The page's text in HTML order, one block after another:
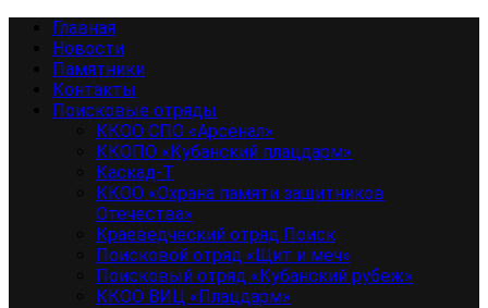
Перейти
содержимому
Основное
меню
Главная
Новости
Памятники
Контакты
Поисковые отряды
ККОО СПО «Арсенал»
ККОПО «Кубанский плацдарм»
Каскад-Т
ККОО «Охрана памяти защитников
Отечества»
Краеведческий отряд Поиск
Поисковой отряд «Щит и меч»
Поисковый отряд «Кубанский рубеж»
ККОО ВИЦ «Плацдарм»